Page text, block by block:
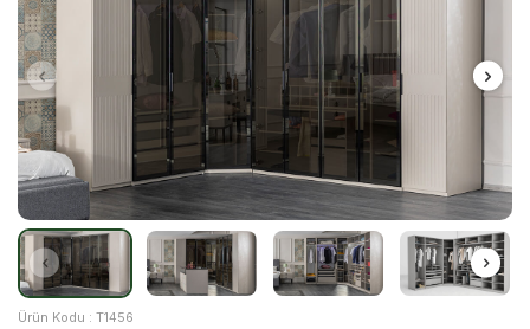
Ürün Kodu : T1456